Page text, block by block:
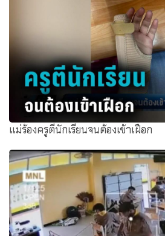
แม่ร้องครูตีนักเรียนจนต้องเข้าเฝือก